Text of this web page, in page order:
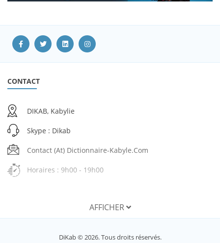
CONTACT
DIKAB, Kabylie
Skype : Dikab
Contact (at) Dictionnaire-Kabyle.com
Horaires : 9h00 - 19h00
AFFICHER
DiKab © 2026. Tous droits réservés.